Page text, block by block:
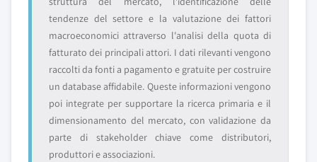
tendenze del settore e la valutazione dei fattori
macroeconomici attraverso l'analisi della quota di
fatturato dei principali attori. I dati rilevanti vengono
raccolti da fonti a pagamento e gratuite per costruire
un database affidabile. Queste informazioni vengono
poi integrate per supportare la ricerca primaria e il
dimensionamento del mercato, con validazione da
parte di stakeholder chiave come distributori,
produttori e associazioni.